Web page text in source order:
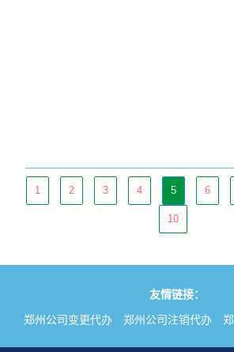
1 2 3 4 5 6
10
友情链接：
郑州公司变更代办 郑州公司注销代办